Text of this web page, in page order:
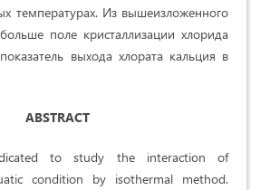
температурах. Из вышеизложенного
поле кристаллизации хлорида
выхода хлората кальция в
ABSTRACT
to study the interaction of
condition by isothermal method.